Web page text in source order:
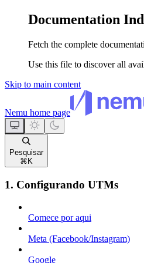
Documentation
Fetch the complete
Use this file to discover all
Skip to main content
Nemu home page
Pesquisar
⌘ K
1. Configurando UTMs
Comece por aqui
Meta (Facebook/Instagram)
Google